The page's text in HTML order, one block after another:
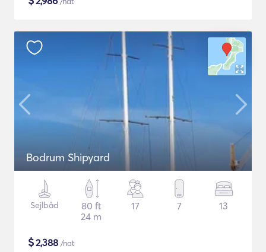
Bodrum Shipyard
Sejlbåd
80 ft
24 m
17 7 13
$2,388 /nat